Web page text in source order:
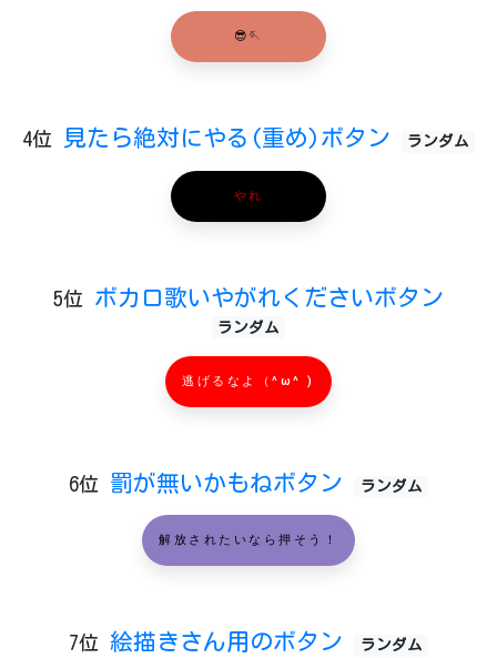
😎🪡
4位 見たら絶対にやる(重め)ボタン ランダム
やれ
5位 ボカロ歌いやがれくださいボタン
ランダム
逃げるなよ（^ω^ )
6位 罰が無いかもねボタン ランダム
解放されたいなら押そう！
7位 絵描きさん用のボタン ランダム